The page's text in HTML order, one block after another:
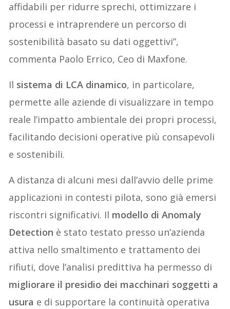
affidabili per ridurre sprechi, ottimizzare i
processi e intraprendere un percorso di
sostenibilità basato su dati oggettivi”,
commenta Paolo Errico, Ceo di Maxfone.
Il sistema di LCA dinamico, in particolare,
permette alle aziende di visualizzare in tempo
reale l’impatto ambientale dei propri processi,
facilitando decisioni operative più consapevoli
e sostenibili.
A distanza di alcuni mesi dall’avvio delle prime
applicazioni in contesti pilota, sono già emersi
riscontri significativi. Il modello di Anomaly
Detection è stato testato presso un’azienda
attiva nello smaltimento e trattamento dei
rifiuti, dove l’analisi predittiva ha permesso di
migliorare il presidio dei macchinari soggetti a
usura e di supportare la continuità operativa